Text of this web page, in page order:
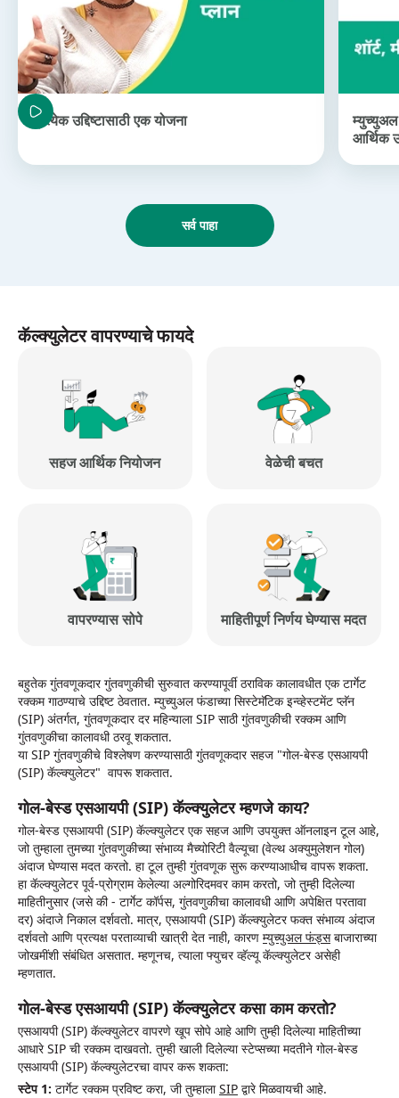
प्रत्येक उद्दिष्टासाठी एक योजना
म्युच्युअल
आर्थिक
सर्व पाहा
कॅल्क्युलेटर वापरण्याचे फायदे
सहज आर्थिक नियोजन वेळेची बचत
वापरण्यास सोपे माहितीपूर्ण निर्णय घेण्यास मदत
बहुतेक गुंतवणूकदार गुंतवणुकीची सुरुवात करण्यापूर्वी ठराविक कालावधीत एक टार्गेट
रक्कम गाठण्याचे उद्दिष्ट ठेवतात. म्युच्युअल फंडाच्या सिस्टेमॅटिक इन्व्हेस्टमेंट प्लॅन
(SIP) अंतर्गत, गुंतवणूकदार दर महिन्याला SIP साठी गुंतवणुकीची रक्कम आणि
गुंतवणुकीचा कालावधी ठरवू शकतात.
या SIP गुंतवणुकीचे विश्लेषण करण्यासाठी गुंतवणूकदार सहज "गोल-बेस्ड एसआयपी
(SIP) कॅल्क्युलेटर" वापरू शकतात.
गोल-बेस्ड एसआयपी (SIP) कॅल्क्युलेटर म्हणजे काय?
गोल-बेस्ड एसआयपी (SIP) कॅल्क्युलेटर एक सहज आणि उपयुक्त ऑनलाइन टूल आहे,
जो तुम्हाला तुमच्या गुंतवणुकीच्या संभाव्य मैच्योरिटी वैल्यूचा (वेल्थ अक्युमुलेशन गोल)
अंदाज घेण्यास मदत करतो. हा टूल तुम्ही गुंतवणूक सुरू करण्याआधीच वापरू शकता.
हा कॅल्क्युलेटर पूर्व-प्रोग्राम केलेल्या अल्गोरिदमवर काम करतो, जो तुम्ही दिलेल्या
माहितीनुसार (जसे की - टार्गेट कॉर्पस, गुंतवणुकीचा कालावधी आणि अपेक्षित परतावा
दर) अंदाजे निकाल दर्शवतो. मात्र, एसआयपी (SIP) कॅल्क्युलेटर फक्त संभाव्य अंदाज
दर्शवतो आणि प्रत्यक्ष परताव्याची खात्री देत नाही, कारण म्युच्युअल फंड्सबाजाराच्या
जोखमींशी संबंधित असतात. म्हणूनच, त्याला फ्युचर व्हॅल्यू कॅल्क्युलेटर असेही
म्हणतात.
गोल-बेस्ड एसआयपी (SIP) कॅल्क्युलेटर कसा काम करतो?
एसआयपी (SIP) कॅल्क्युलेटर वापरणे खूप सोपे आहे आणि तुम्ही दिलेल्या माहितीच्या
आधारे SIP ची रक्कम दाखवतो. तुम्ही खाली दिलेल्या स्टेप्सच्या मदतीने गोल-बेस्ड
एसआयपी (SIP) कॅल्क्युलेटरचा वापर करू शकता:
स्टेप 1: टार्गेट रक्कम प्रविष्ट करा, जी तुम्हालाSIP द्वारे मिळवायची आहे.